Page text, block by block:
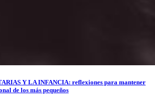
Y LA INFANCIA: reflexiones para mantener
de los más pequeños